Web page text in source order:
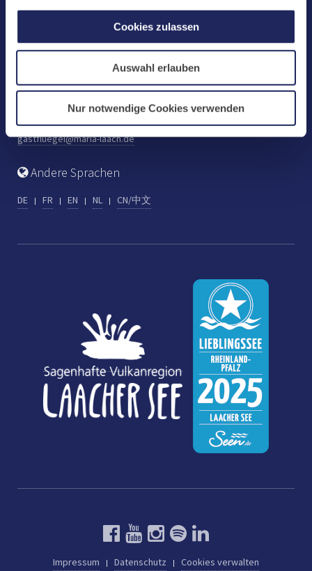
Cookies zulassen
Auswahl erlauben
Nur notwendige Cookies verwenden
Fax: +49 (0) 2652 59-359
www.maria-laach.de
Tel: +49 (0) 2652 59-313
Fax: +49 (0) 2652 59-282
gastfluegel@maria-laach.de
Andere Sprachen
DE FR EN NL CN/中文
Impressum Datenschutz Cookies verwalten